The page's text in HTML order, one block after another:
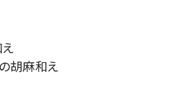
胡麻和え